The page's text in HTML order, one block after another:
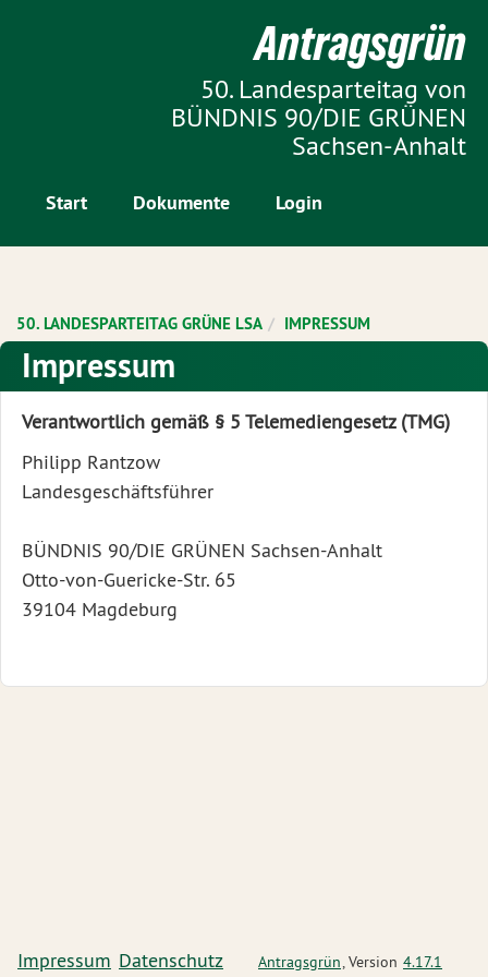
Start Dokumente Login
Antragsgrün
50. Landesparteitag von
BÜNDNIS 90/DIE GRÜNEN
Sachsen-Anhalt
50. LANDESPARTEITAG GRÜNE LSA IMPRESSUM
Impressum
Verantwortlich gemäß § 5 Telemediengesetz (TMG)
Philipp Rantzow
Landesgeschäftsführer
BÜNDNIS 90/DIE GRÜNEN Sachsen-Anhalt
Otto-von-Guericke-Str. 65
39104 Magdeburg
Impressum Datenschutz Antragsgrün, Version 4.17.1